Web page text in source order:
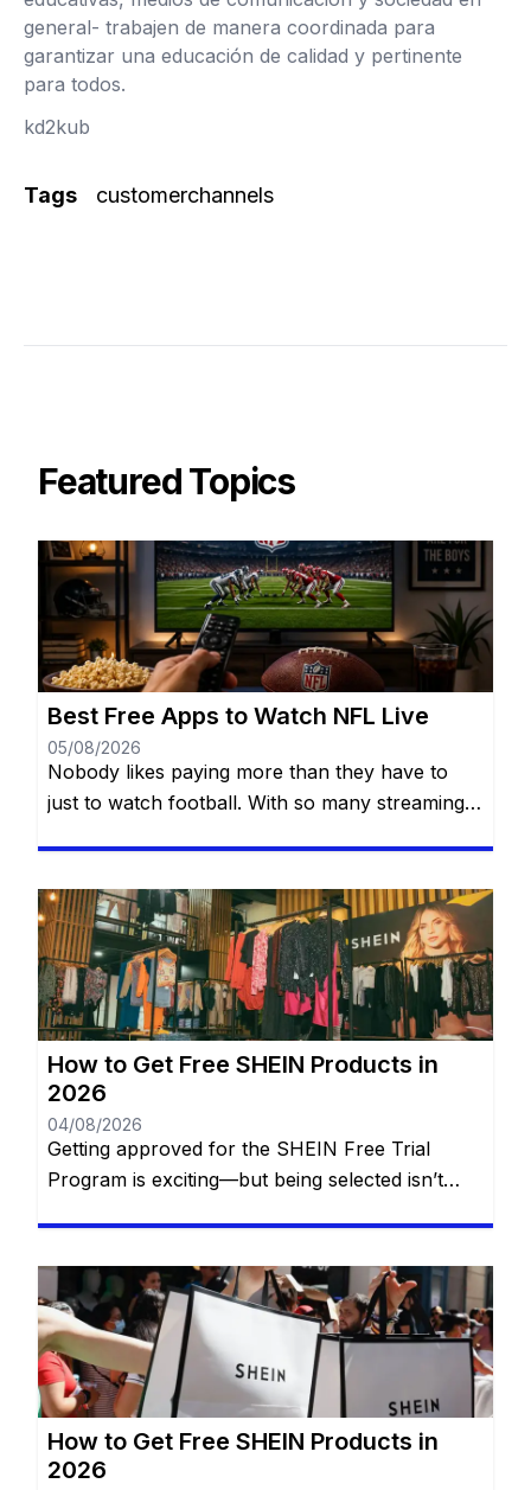
general- trabajen de manera coordinada para
garantizar una educación de calidad y pertinente
para todos.
kd2kub
Tags customerchannels
Featured Topics
Best Free Apps to Watch NFL Live
05/08/2026
Nobody likes paying more than they have to
just to watch football. With so many streaming
from Week 1 all the way to the Super Bowl. The
good news? You have more options than you
might think. There are official […]
How to Get Free SHEIN Products in
2026
04/08/2026
Getting approved for the SHEIN Free Trial
Program is exciting—but being selected isn’t
products, yet only a portion of applicants are
chosen. While SHEIN doesn’t publish its exact
selection formula, experienced participants
have noticed that certain habits consistently
improve their […]
How to Get Free SHEIN Products in
2026